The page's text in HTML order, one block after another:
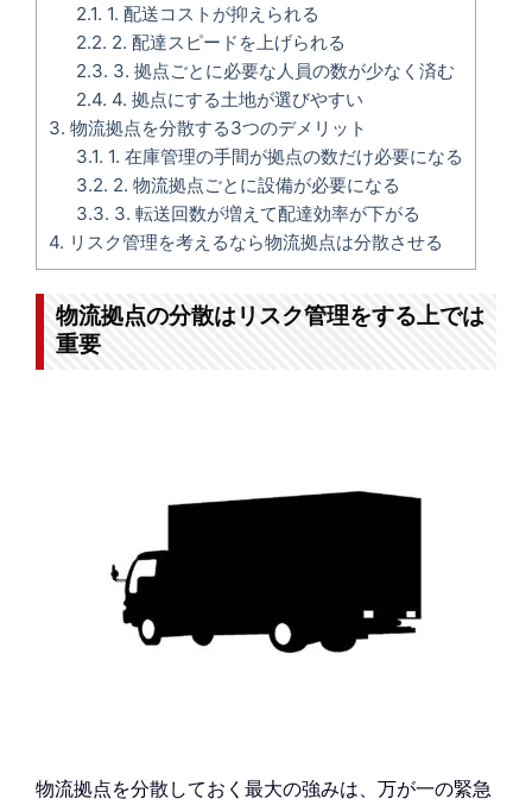
2.1. 1. 配送コストが抑えられる
2.2. 2. 配達スピードを上げられる
2.3. 3. 拠点ごとに必要な人員の数が少なく済む
2.4. 4. 拠点にする土地が選びやすい
3. 物流拠点を分散する3つのデメリット
3.1. 1. 在庫管理の手間が拠点の数だけ必要になる
3.2. 2. 物流拠点ごとに設備が必要になる
3.3. 3. 転送回数が増えて配達効率が下がる
4. リスク管理を考えるなら物流拠点は分散させる
物流拠点の分散はリスク管理をする上では
重要
物流拠点を分散しておく最大の強みは、万が一の緊急